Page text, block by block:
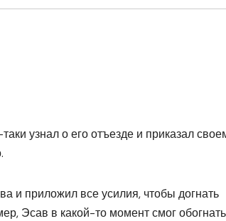
узнал о его отъезде и приказал
и приложил все усилия, чтобы догнать
Эсав в какой-то момент смог обогнать